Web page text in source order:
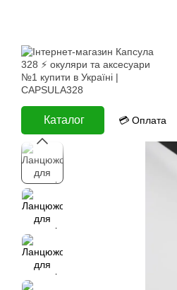
Каталог 💳 Оплата